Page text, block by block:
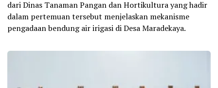
dari Dinas Tanaman Pangan dan Hortikultura yang hadir
dalam pertemuan tersebut menjelaskan mekanisme
pengadaan bendung air irigasi di Desa Maradekaya.